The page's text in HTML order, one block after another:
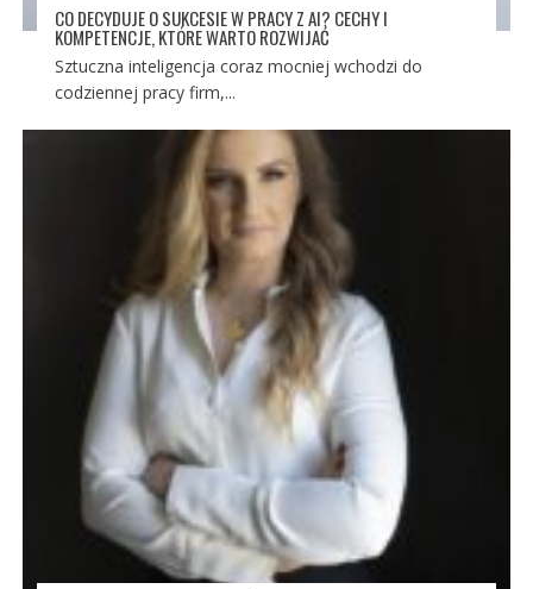
CO DECYDUJE O SUKCESIE W PRACY Z AI? CECHY I
KOMPETENCJE, KTÓRE WARTO ROZWIJAĆ
Sztuczna inteligencja coraz mocniej wchodzi do
codziennej pracy firm,...